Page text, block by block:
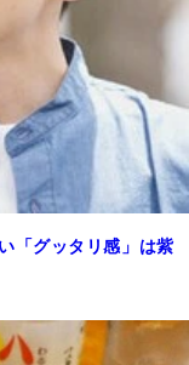
「グッタリ感」は紫